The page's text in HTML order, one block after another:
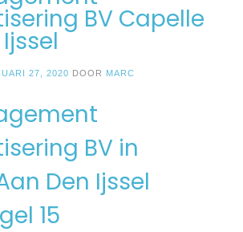
BV Capelle
27, 2020 DOOR MARC
BV in
Den Ijssel
15